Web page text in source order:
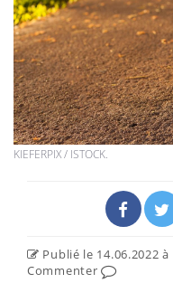
KIEFERPIX / ISTOCK.
Publié le 14.06.2022 à
Commenter